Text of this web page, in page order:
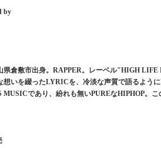
by
県倉敷市出身。RAPPER。レーベル"HIGH
想いを綴ったLYRICを、冷淡な声質で語るよう
MUSICであり、紛れも無いPUREなHIPHOP。